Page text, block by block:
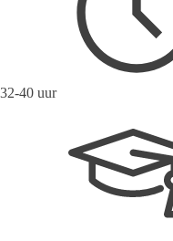
32-40 uur